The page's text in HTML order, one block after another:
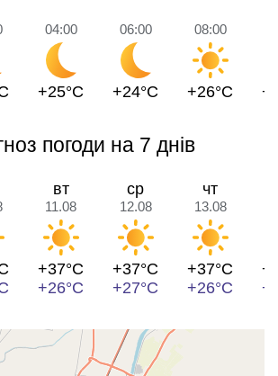
04:00
+25°C
06:00
+24°C
08:00
+26°C
погоди на 7 днів
вт
11.08
+37°C
+26°C
ср
12.08
+37°C
+27°C
чт
13.08
+37°C
+26°C